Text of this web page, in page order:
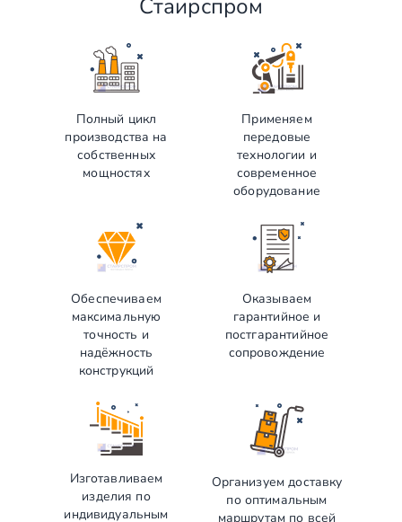
Стаирспром
Полный цикл
производства на
собственных
мощностях
Применяем
передовые
технологии и
современное
оборудование
Обеспечиваем
максимальную
точность и
надёжность
конструкций
Оказываем
гарантийное и
постгарантийное
сопровождение
Изготавливаем
изделия по
индивидуальным
Организуем доставку
по оптимальным
маршрутам по всей